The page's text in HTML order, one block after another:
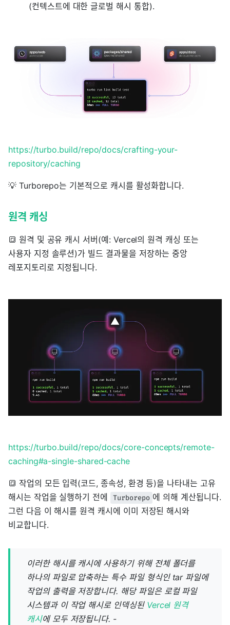
(컨텍스트에 대한 글로벌 해시 통합).
https://turbo.build/repo/docs/crafting-your-
repository/caching
💡 Turborepo는 기본적으로 캐시를 활성화합니다.
원격 캐싱
🔳 원격 및 공유 캐시 서버(예: Vercel의 원격 캐싱 또는
사용자 지정 솔루션)가 빌드 결과물을 저장하는 중앙
레포지토리로 지정됩니다.
https://turbo.build/repo/docs/core-concepts/remote-
caching#a-single-shared-cache
🔳 작업의 모든 입력(코드, 종속성, 환경 등)을 나타내는 고유
해시는 작업을 실행하기 전에
Turborepo 에 의해 계산됩니다.
그런 다음 이 해시를 원격 캐시에 이미 저장된 해시와
비교합니다.
이러한 해시를 캐시에 사용하기 위해 전체 폴더를
하나의 파일로 압축하는 특수 파일 형식인 tar 파일에
작업의 출력을 저장합니다. 해당 파일은 로컬 파일
시스템과 이 작업 해시로 인덱싱된 Vercel 원격
캐시에 모두 저장됩니다. -